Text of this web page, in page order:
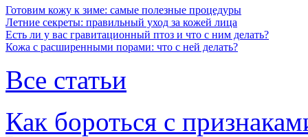
Готовим кожу к зиме: самые полезные процедуры
Летние секреты: правильный уход за кожей лица
Есть ли у вас гравитационный птоз и что с ним делать?
Кожа с расширенными порами: что с ней делать?
Все статьи
Как бороться с